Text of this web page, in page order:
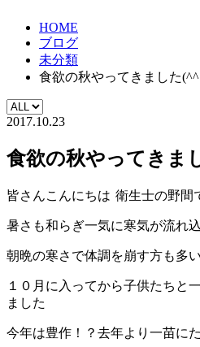
HOME
ブログ
未分類
食欲の秋やってきました
2017.10.23
食欲の秋やってきま
皆さんこんにちは 衛生士の野間
暑さも和らぎ一気に寒気が流れ
朝晩の寒さで体調を崩す方も多
１０月に入ってから子供たちと
ました
今年は豊作！？去年より一苗に